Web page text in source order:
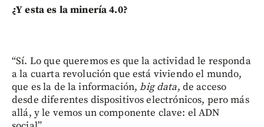
¿Y esta es la minería 4.0?
“Sí. Lo que queremos es que la actividad le responda
a la cuarta revolución que está viviendo el mundo,
que es la de la información,big data, de acceso
desde diferentes dispositivos electrónicos, pero más
allá, y le vemos un componente clave: el ADN